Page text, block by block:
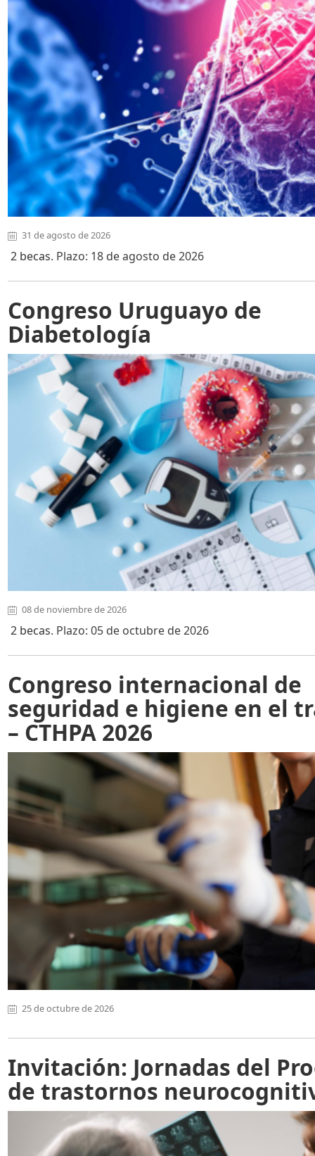
31 de agosto de 2026
2 becas. Plazo: 18 de agosto de 2026
Congreso Uruguayo de
Diabetología
08 de noviembre de 2026
2 becas. Plazo: 05 de octubre de 2026
Congreso internacional de
seguridad e higiene en el
– CTHPA 2026
25 de octubre de 2026
Invitación: Jornadas del
de trastornos